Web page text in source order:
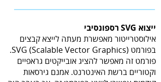
ייצוא SVG רספונסיבי
אילוסטרייטור מאפשרת מעתה לייצא קבצים
בפורמט SVG (Scalable Vector Graphics).
פורמט זה מאפשר להציג אובייקטים גראפיים
וקטוריים ברשת האינטרנט. אמנם גירסאות